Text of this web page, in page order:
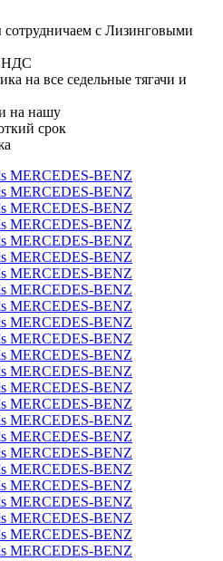
с Лизинговыми
НДС
на все седельные тягачи и
на нашу
срок